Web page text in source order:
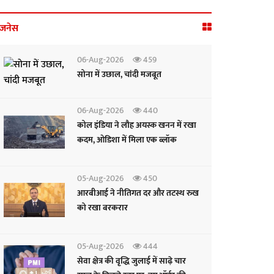
06-Aug-2026
459
सोना में उछाल, चांदी मजबूत
06-Aug-2026
440
कोल इंडिया ने लौह अयस्क खनन में रखा
कदम, ओडिशा में मिला एक ब्लॉक
05-Aug-2026
450
आरबीआई ने नीतिगत दर और तटस्थ रुख
को रखा बरकरार
05-Aug-2026
444
सेवा क्षेत्र की वृद्धि जुलाई में साढ़े चार